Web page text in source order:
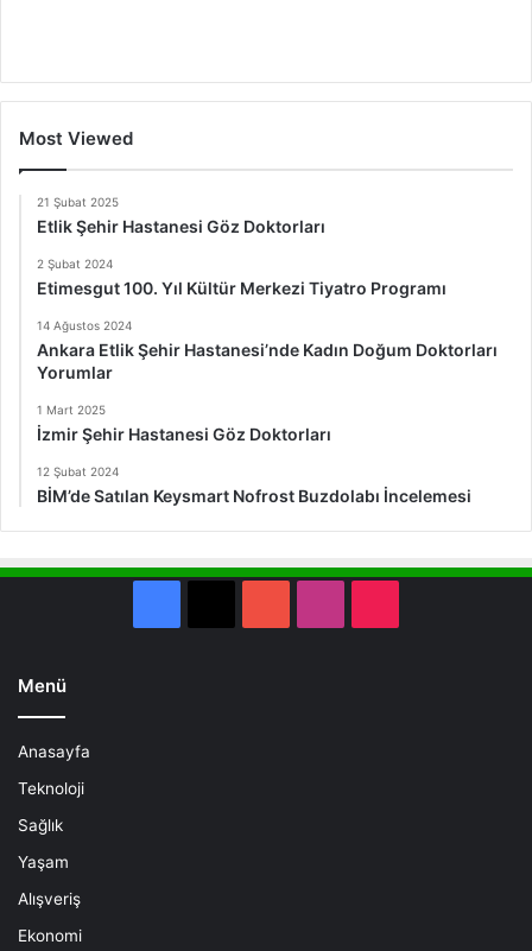
Most Viewed
21 Şubat 2025
Etlik Şehir Hastanesi Göz Doktorları
2 Şubat 2024
Etimesgut 100. Yıl Kültür Merkezi Tiyatro Programı
14 Ağustos 2024
Ankara Etlik Şehir Hastanesi’nde Kadın Doğum Doktorları
Yorumlar
1 Mart 2025
İzmir Şehir Hastanesi Göz Doktorları
12 Şubat 2024
BİM’de Satılan Keysmart Nofrost Buzdolabı İncelemesi
Menü
Anasayfa
Teknoloji
Sağlık
Yaşam
Alışveriş
Ekonomi